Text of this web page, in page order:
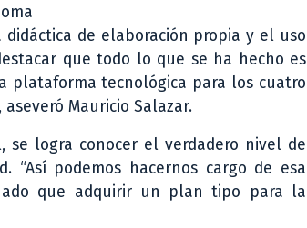
de elaboración propia y el uso
que todo lo que se ha hecho es
plataforma tecnológica para los cuatro
Mauricio Salazar.
se logra conocer el verdadero nivel de
podemos hacernos cargo de esa
que adquirir un plan tipo para la